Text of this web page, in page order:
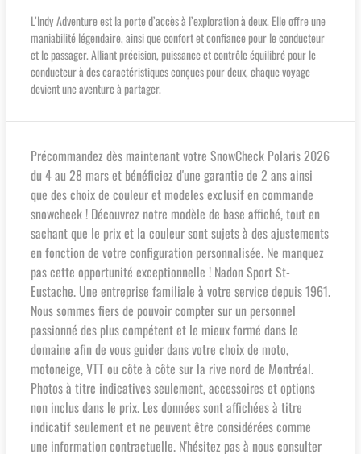
L’Indy Adventure est la porte d’accès à l’exploration à deux. Elle offre une
maniabilité légendaire, ainsi que confort et confiance pour le conducteur
et le passager. Alliant précision, puissance et contrôle équilibré pour le
conducteur à des caractéristiques conçues pour deux, chaque voyage
devient une aventure à partager.
Précommandez dès maintenant votre SnowCheck Polaris 2026
du 4 au 28 mars et bénéficiez d'une garantie de 2 ans ainsi
que des choix de couleur et modeles exclusif en commande
snowcheek ! Découvrez notre modèle de base affiché, tout en
sachant que le prix et la couleur sont sujets à des ajustements
en fonction de votre configuration personnalisée. Ne manquez
pas cette opportunité exceptionnelle ! Nadon Sport St-
Eustache. Une entreprise familiale à votre service depuis 1961.
Nous sommes fiers de pouvoir compter sur un personnel
passionné des plus compétent et le mieux formé dans le
domaine afin de vous guider dans votre choix de moto,
motoneige, VTT ou côte à côte sur la rive nord de Montréal.
Photos à titre indicatives seulement, accessoires et options
non inclus dans le prix. Les données sont affichées à titre
indicatif seulement et ne peuvent être considérées comme
une information contractuelle. N'hésitez pas à nous consulter